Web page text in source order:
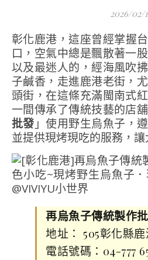
2026/02/
彰化鹿港，這座曾經掌握台灣經濟命脈的古老港
口，空氣中總是飄散著一
以及最迷人的，經海風吹
子鹹香，走進鹿港老街，
頭街，在這條充滿閩南式
一間傳承了傳統技藝的店
批發」使用野生烏魚子，
並提供現烤現吃的服務，
再烏魚子傳統製作
地址： 505彰化縣
電話號碼：04-777